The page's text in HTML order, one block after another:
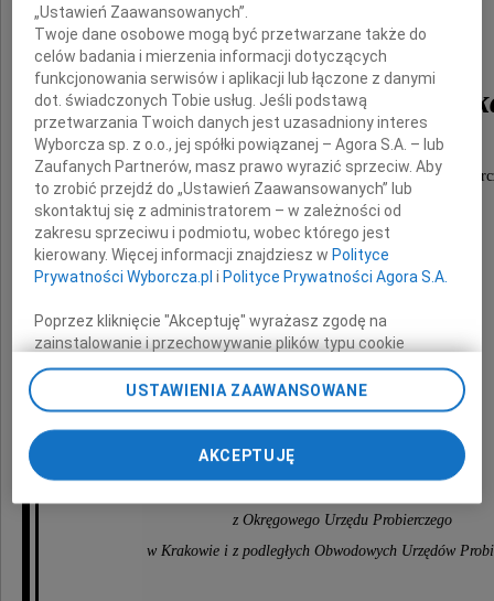
że dnia 19 lipca 2010 roku zmarła
mgr Aldona
długoletni pracownik Obwodowego Urzędu
w Częstochowie.
Rodzinie i Bliskim
składamy
najszczersze wyrazy żalu i współczucia
Dyrektor i Kierownictwo
z Okręgowego Urzędu Probierczego
w Krakowie i z podległych Obwodowych Urzędów
„Ustawień Zaawansowanych”.
Twoje dane osobowe mogą być przetwarzane także do
celów badania i mierzenia informacji dotyczących
funkcjonowania serwisów i aplikacji lub łączone z danymi
dot. świadczonych Tobie usług. Jeśli podstawą
przetwarzania Twoich danych jest uzasadniony interes
Wyborcza sp. z o.o., jej spółki powiązanej – Agora S.A. – lub
Zaufanych Partnerów, masz prawo wyrazić sprzeciw. Aby
to zrobić przejdź do „Ustawień Zaawansowanych” lub
skontaktuj się z administratorem – w zależności od
zakresu sprzeciwu i podmiotu, wobec którego jest
kierowany. Więcej informacji znajdziesz wPolityce
Prywatności Wyborcza.pl iPolityce Prywatności Agora S.A.
Poprzez kliknięcie "Akceptuję" wyrażasz zgodę na
zainstalowanie i przechowywanie plików typu cookie
Wyborczej sp. z o. o. jej Zaufanych Partnerów i Agora S.A.
na Twoim urządzeniu końcowym. Możesz też w każdej
chwili zmienić swoje preferencje dot. plików cookie,
ponownie wywołując narzędzie do zarządzania Twoimi
preferencjami dot. przetwarzania danych poprzez
odnośnik „Ustawienia prywatności” w stopce serwisu i
Zmiana ustawień plików cookie możliwa jest także za
pomocą ustawień przeglądarki.
USTAWIENIA ZAAWANSOWANE
AKCEPTUJĘ